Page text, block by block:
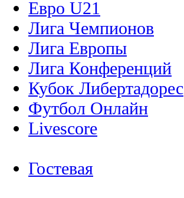
Евро U21
Лига Чемпионов
Лига Европы
Лига Конференций
Кубок Либертадорес
Футбол Онлайн
Livescore
Гостевая